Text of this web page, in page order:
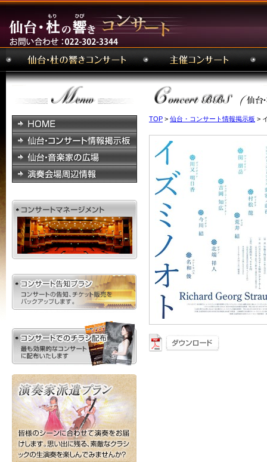
TOP > 仙台・コンサート情報掲示板 >